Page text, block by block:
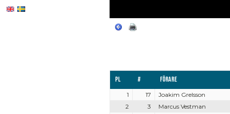
Pl # Förare
1 17 Joakim Grelsson
2
3 Marcus Vestman